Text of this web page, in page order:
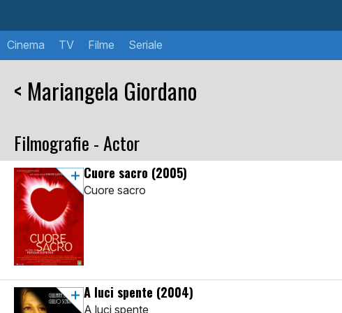
Cinema TV Filme Seriale
< Mariangela Giordano
Filmografie - Actor
Cuore sacro (2005)
Cuore sacro
A luci spente (2004)
A luci spente